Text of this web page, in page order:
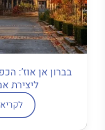
בברון אן אוז’:
ליצירת